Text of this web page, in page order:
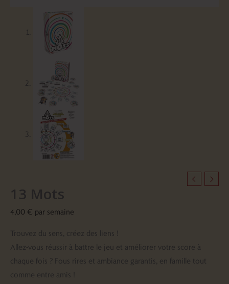
13 Mots
4,00 € par semaine
Trouvez du sens, créez des liens !
Allez-vous réussir à battre le jeu et améliorer votre score à
chaque fois ? Fous rires et ambiance garantis, en famille tout
comme entre amis !